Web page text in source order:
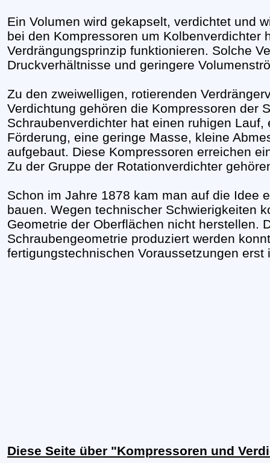
Ein Volumen wird gekapselt, verdichtet und
bei den Kompressoren um Kolbenverdichter
Verdrängungsprinzip funktionieren. Solche
Druckverhältnisse und geringere
Zu den zweiwelligen, rotierenden
Verdichtung gehören die Kompressoren der
Schraubenverdichter hat einen ruhigen
Förderung, eine geringe Masse, kleine
aufgebaut. Diese Kompressoren erreichen
Zu der Gruppe der Rotationverdichter
Schon im Jahre 1878 kam man auf die Idee
bauen. Wegen technischer Schwierigkeiten
Geometrie der Oberflächen nicht herstellen.
Schraubengeometrie produziert werden
fertigungstechnischen Voraussetzungen
Diese Seite über "Kompressoren und